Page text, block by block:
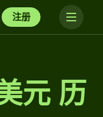
注册
元 历